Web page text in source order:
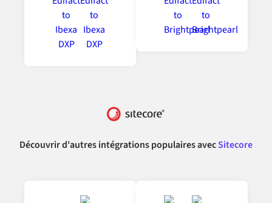
Découvrir d'autres intégrations populaires avecSitecore